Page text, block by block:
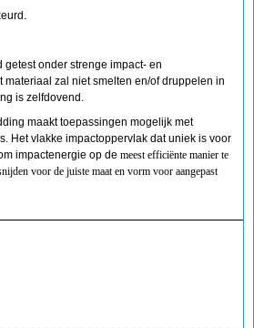
onder strenge impact- en
materiaal zal niet smelten en/of druppelen in
is zelfdovend.
maakt toepassingen mogelijk met
Het vlakke impactoppervlak dat uniek is voor
impactenergie op de meest efficiënte manier te
voor de juiste maat en vorm voor aangepast